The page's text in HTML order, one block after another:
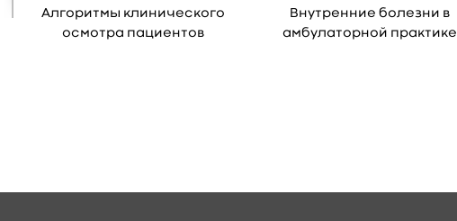
Алгоритмы клинического
осмотра пациентов
Внутренние болезни в
амбулаторной практике